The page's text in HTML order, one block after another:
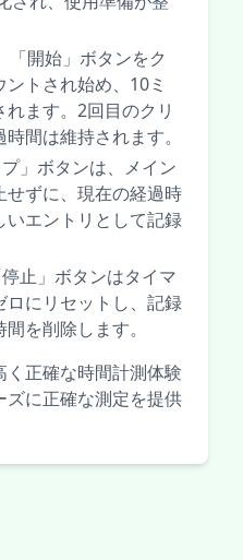
「開始」ボタンをク
トされ始め、10ミ
ます。2回目のクリ
間は維持されます。
プ」ボタンは、メイン
せずに、現在の経過時
いエントリとして記録
停止」ボタンはタイマ
ロにリセットし、記録
を削除します。
く正確な時間計測体験
ズに正確な測定を提供